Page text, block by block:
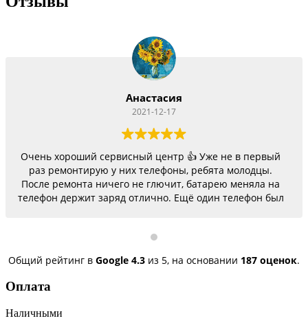
Анастасия
2021-12-17
Очень хороший сервисный центр 👍 Уже не в первый
раз ремонтирую у них телефоны, ребята молодцы.
После ремонта ничего не глючит, батарею меняла на
телефон держит заряд отлично. Ещё один телефон был
сегодня получила телефон, всё исправили, заряд
Общий рейтинг в Google 4.3 из 5, на основании 187 оценок.
Оплата
Наличными